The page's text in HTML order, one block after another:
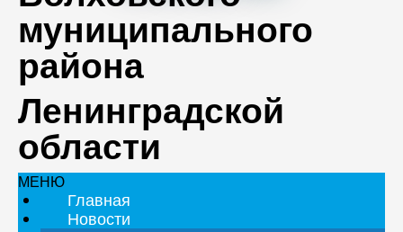
муниципального
района
Ленинградской
области
МЕНЮ
Главная
Новости